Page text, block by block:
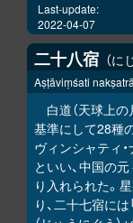
Last-update:
2022-04-07
二十八宿 に
Aṣṭāviṃśati
白道（天球上
基準にして28種
ヴィンシャティ
といい、中国の
り入れられた。
り、二十七宿には